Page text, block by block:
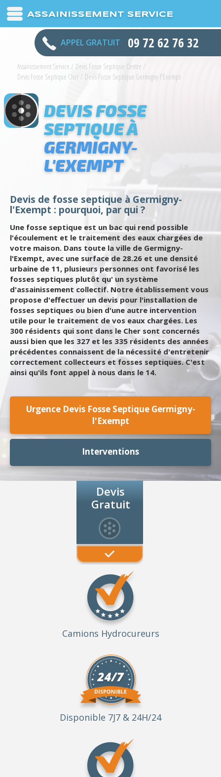
ASSAINISSEMENT SERVICE
APPEL GRATUIT 09 72 62 76 32
Assainissement Service / Devis Fosse Septique Centre /
Devis Fosse Septique Cher / Devis Fosse Septique Germigny-l'Exempt
DEVIS FOSSE
SEPTIQUE À
GERMIGNY-
L'EXEMPT
Devis de fosse septique à Germigny-
l'Exempt : pourquoi, par qui ?
Une fosse septique est un bac qui rend possible
l'écoulement et le traitement des eaux chargées de
votre maison. Dans toute la ville de Germigny-
l'Exempt, avec une surface de 28.26 et une densité
urbaine de 11, plusieurs personnes ont favorisé les
fosses septiques plutôt qu' un système
d'assainissement collectif. Notre établissement vous
propose d'effectuer un devis pour l'installation de
fosses septiques ou bien d'une autre intervention
utile pour le traitement de vos eaux chargées. Les
300 résidents qui sont dans le Cher sont concernés
aussi bien que les 327 et les 335 résidents des années
précédentes connaissent de la nécessité d'entretenir
correctement collecteurs et fosses septiques. C'est
ainsi qu'ils font appel à nous dans le 14.
Urgence Devis Fosse Septique Germigny-
l'Exempt
Interventions
Devis
Gratuit
Camions Hydrocureurs
Disponible 7J7 & 24H/24